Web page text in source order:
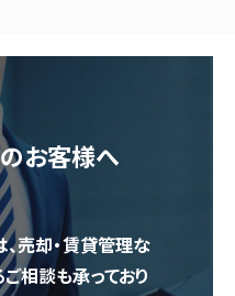
お客様へ
、売却・賃貸管理な
相談も承っており